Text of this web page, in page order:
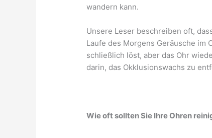
wandern kann.
Unsere Leser beschreiben oft,
Laufe des Morgens Geräusche im
schließlich löst, aber das Ohr
darin, das Okklusionswachs zu
Wie oft sollten Sie Ihre Ohren